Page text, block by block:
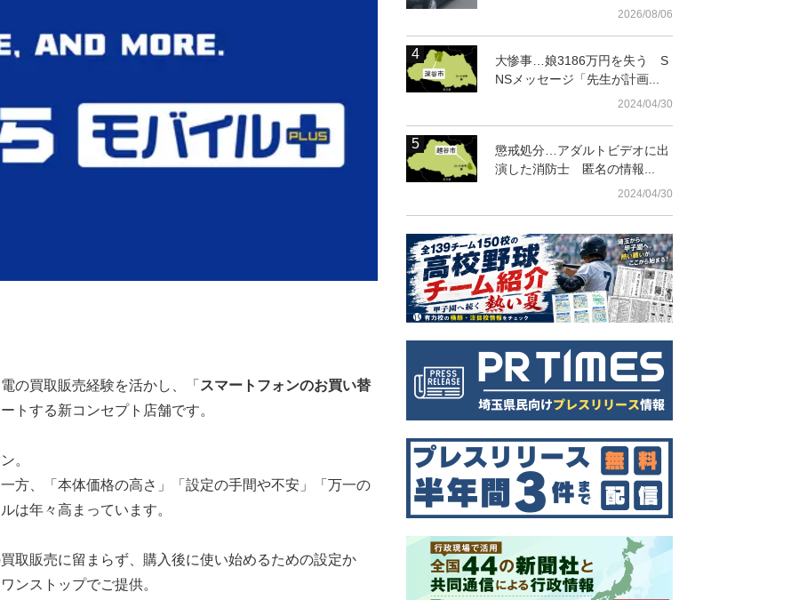
の買取販売経験を活かし、「 スマートフォンのお買い替
トする新コンセプト店舗です。
。
方、「本体価格の高さ」「設定の手間や不安」「万一の
は年々高まっています。
取販売に留まらず、購入後に使い始めるための設定か
ンストップでご提供。
2026/08/06
大惨事…娘3186万円を失う S
NSメッセージ「先生が計画...
2024/04/30
懲戒処分…アダルトビデオに出
演した消防士 匿名の情報...
2024/04/30